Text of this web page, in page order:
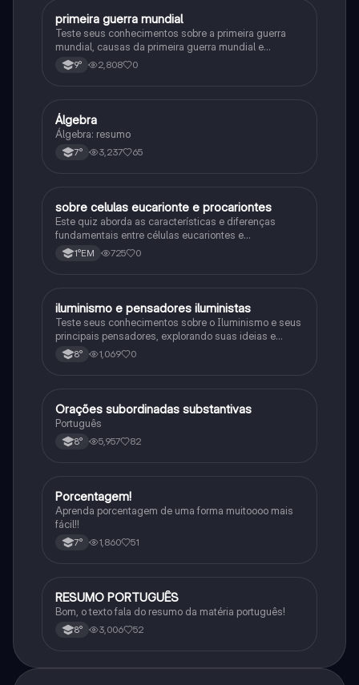
História
primeira guerra mundial
Teste seus conhecimentos sobre a primeira guerra
mundial, causas da primeira guerra mundial e
consequências da Primeira Guerra Mundial, fases da
primeira guerra mundial
9° 2,808 0
Matematica
Álgebra
Álgebra: resumo
7° 3,237 65
Biologia
sobre celulas eucarionte e procariontes
Este quiz aborda as características e diferenças
fundamentais entre células eucariontes e
procariontes.
1°EM 725 0
História
iluminismo e pensadores iluministas
Teste seus conhecimentos sobre o Iluminismo e seus
principais pensadores, explorando suas ideias e
impacto histórico.
8° 1,069 0
Português
Orações subordinadas substantivas
Português
8° 5,957 82
Matematica
Porcentagem!
Aprenda porcentagem de uma forma muitoooo mais
fácil!!
7° 1,860 51
Português
RESUMO PORTUGUÊS
Bom, o texto fala do resumo da matéria português!
8° 3,006 52